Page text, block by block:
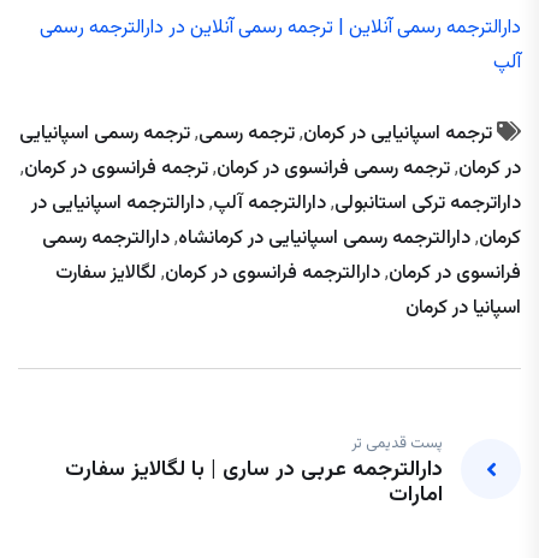
دارالترجمه رسمی آنلاین | ترجمه رسمی آنلاین در دارالترجمه رسمی
آلپ
ترجمه اسپانیایی در کرمان,ترجمه رسمی,ترجمه رسمی اسپانیایی
در کرمان,ترجمه رسمی فرانسوی در کرمان,ترجمه فرانسوی در کرمان,
داراترجمه ترکی استانبولی,دارالترجمه آلپ,دارالترجمه اسپانیایی در
کرمان,دارالترجمه رسمی اسپانیایی در کرمانشاه,دارالترجمه رسمی
فرانسوی در کرمان,دارالترجمه فرانسوی در کرمان, لگالایز سفارت
اسپانیا در کرمان
پست قدیمی تر
دارالترجمه عربی در ساری | با لگالایز سفارت
امارات